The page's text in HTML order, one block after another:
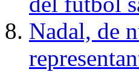
Nadal, de